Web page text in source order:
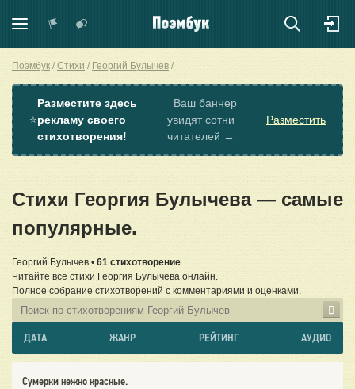
Поэмбук Стихи Георгий Булычев
⭐
Разместите здесь
рекламу своего
стихотворения!
Ваш баннер
увидят сотни
читателей →
Разместить
Стихи Георгия Булычева — самые
популярные.
Георгий Булычев • 61 стихотворение
Читайте все стихи Георгия Булычева онлайн.
Полное собрание стихотворений с комментариями и оценками.
ДАТА ЖАНР РЕЙТИНГ АУДИО
Сумерки нежно красные.